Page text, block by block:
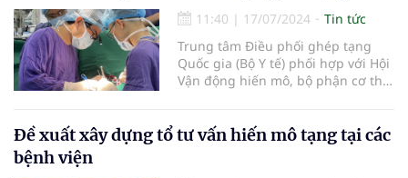
11:40 | 17/07/2024
Tin tức
Trung tâm Điều phối ghép tạng
Quốc gia (Bộ Y tế) phối hợp với Hội
Vận động hiến mô, bộ phận cơ thể
lấy, ghép và điều phối mô, tạng tại
Đề xuất xây dựng tổ tư vấn hiến mô tạng tại các
bệnh viện